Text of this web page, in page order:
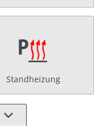
Standheizung